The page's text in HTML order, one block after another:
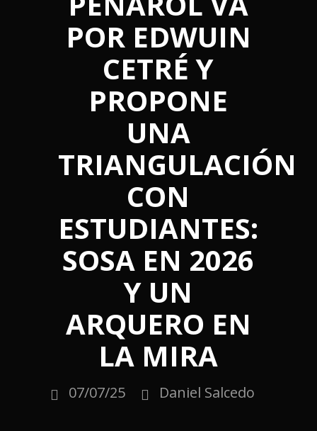
POR EDWUIN
CETRÉ Y
PROPONE
UNA
TRIANGULACIÓN
CON
ESTUDIANTES:
SOSA EN 2026
Y UN
ARQUERO EN
LA MIRA
07/07/25 Daniel Salcedo